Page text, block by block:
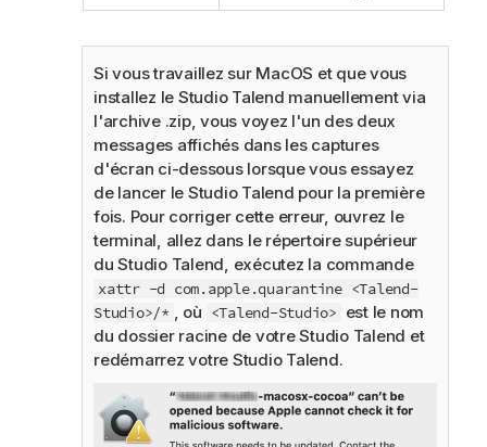
Si vous travaillez sur MacOS et que vous
installez le Studio Talend manuellement via
l'archive .zip, vous voyez l'un des deux
messages affichés dans les captures
d'écran ci-dessous lorsque vous essayez
de lancer le Studio Talend pour la première
fois. Pour corriger cette erreur, ouvrez le
terminal, allez dans le répertoire supérieur
duStudio Talend , exécutez la commande
xattr -d com.apple.quarantine <Talend-
Studio>/*
, où <Talend-Studio> est le nom
du dossier racine de votreStudio Talend et
redémarrez votre Studio Talend.